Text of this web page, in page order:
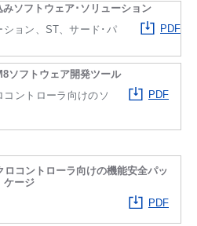
ソフトウェア･ソリューション
ョン、ST、サード･パ
PDF
ソフトウェア開発ツール
ントローラ向けのソ
PDF
コントローラ向けの機能安全パッ
ケージ
PDF